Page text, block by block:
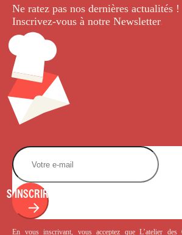
Ne ratez pas nos dernières actualités !
Inscrivez-vous à notre Newsletter.
S'INSCRIRE
En vous inscrivant, vous acceptez que L’atelier des